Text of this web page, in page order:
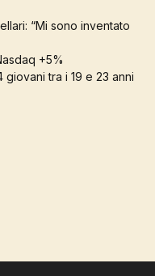
“Mi sono inventato
+5%
tra i 19 e 23 anni